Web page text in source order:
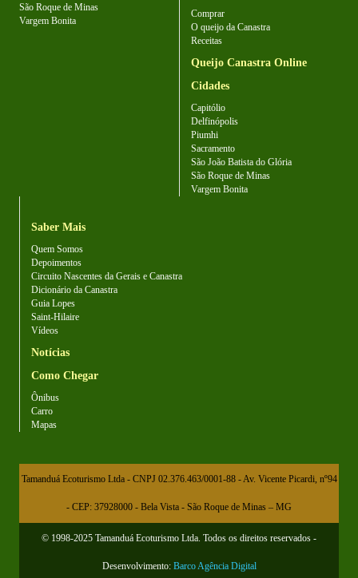
São Roque de Minas
Vargem Bonita
Comprar
O queijo da Canastra
Receitas
Queijo Canastra Online
Cidades
Capitólio
Delfinópolis
Piumhi
Sacramento
São João Batista do Glória
São Roque de Minas
Vargem Bonita
Saber Mais
Quem Somos
Depoimentos
Circuito Nascentes da Gerais e Canastra
Dicionário da Canastra
Guia Lopes
Saint-Hilaire
Vídeos
Notícias
Como Chegar
Ônibus
Carro
Mapas
Tamanduá Ecoturismo Ltda - CNPJ 02.376.463/0001-88 - Av. Vicente Picardi, nº94
- CEP: 37928000 - Bela Vista - São Roque de Minas – MG
© 1998-2025 Tamanduá Ecoturismo Ltda. Todos os direitos reservados -
Desenvolvimento: Barco Agência Digital